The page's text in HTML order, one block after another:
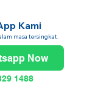
Kami
masa tersingkat.
Now
1488